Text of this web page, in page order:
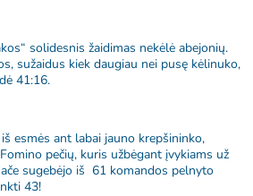
solidesnis žaidimas nekėlė abejonių.
sužaidus kiek daugiau nei pusę kėlinuko,
41:16.
esmės ant labai jauno krepšininko,
pečių, kuris užbėgant įvykiams už
sugebėjo iš 61 komandos pelnyto
43!